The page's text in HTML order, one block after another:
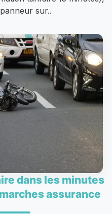
sur..
dans les minutes
assurance